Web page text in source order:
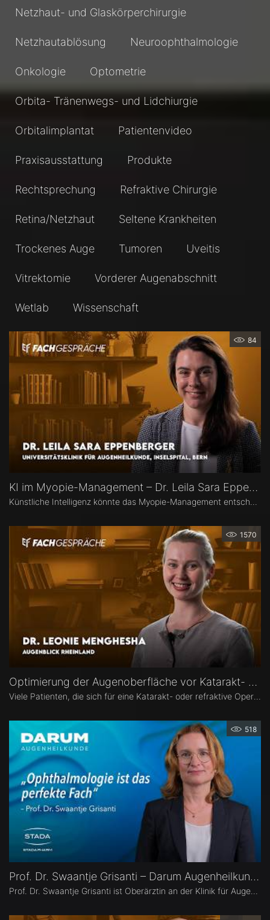
Netzhaut- und Glaskörperchirurgie
Netzhautablösung Neuroophthalmologie
Onkologie Optometrie
Orbita- Tränenwegs- und Lidchiurgie
Orbitalimplantat Patientenvideo
Praxisausstattung Produkte
Rechtsprechung Refraktive Chirurgie
Retina/Netzhaut Seltene Krankheiten
Trockenes Auge Tumoren Uveitis
Vitrektomie Vorderer Augenabschnitt
Wetlab Wissenschaft
84
KI im Myopie-Management – Dr. Leila Sara Eppenberger
1570
Optimierung der Augenoberfläche vor Katarakt- und Refraktiver Operation – Dr. Leonie Menghesha
518
Prof. Dr. Swaantje Grisanti – Darum Augenheilkunde